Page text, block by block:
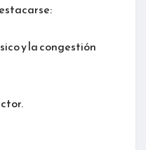
y la congestión